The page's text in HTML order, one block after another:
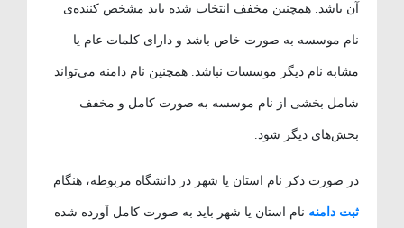
آن باشد. همچنین مخفف انتخاب شده باید مشخص کننده‌ی
نام موسسه به صورت خاص باشد و دارای کلمات عام یا
مشابه نام دیگر موسسات نباشد. همچنین نام دامنه می‌تواند
شامل بخشی از نام موسسه به صورت کامل و مخفف
بخش‌های دیگر شود.
در صورت ذکر نام استان یا شهر در دانشگاه مربوطه، هنگام
ثبت دامنهنام استان یا شهر باید به صورت کامل آورده شده